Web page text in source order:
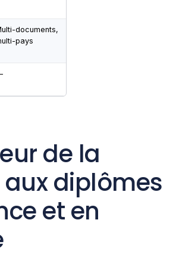
documents,
pays
de la
diplômes
et en